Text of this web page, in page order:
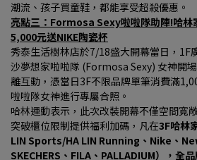
潮流、孩子買童鞋，都能享受超殺優惠。
亮點三：Formosa Sexy啦啦隊助陣!哈林
5,000元送NIKE陶瓷杯
秀泰生活樹林店於7/18盛大開幕當日，1F
沙夢想家啦啦隊 (Formosa Sexy) 女神開
離互動，憑當日3F不限品牌單筆消費滿
啦啦隊女神進行專屬合照。
哈林運動表示，此次改裝開幕不僅空間寬
突破櫃位限制提供福利加碼，凡在3F哈林
LIN Sports/HA LIN Running、Nike、
SKECHERS、FILA、PALLADIUM），全